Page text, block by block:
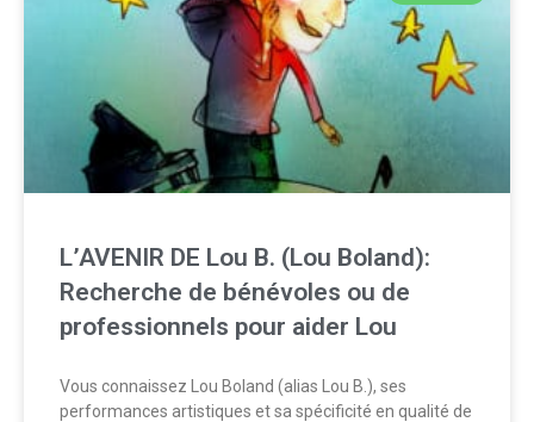
L’AVENIR DE Lou B. (Lou Boland):
Recherche de bénévoles ou de
professionnels pour aider Lou
Vous connaissez Lou Boland (alias Lou B.), ses
performances artistiques et sa spécificité en qualité de